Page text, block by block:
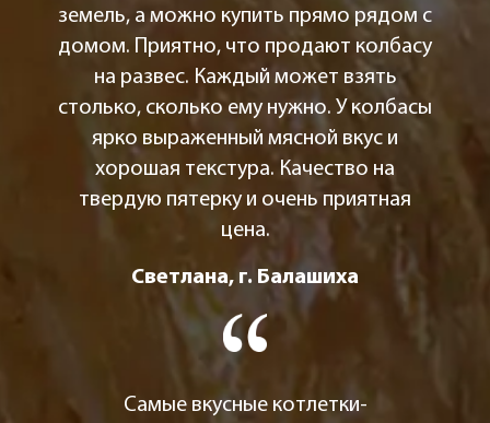
земель, а можно купить прямо рядом с
домом. Приятно, что продают колбасу
на развес. Каждый может взять
столько, сколько ему нужно. У колбасы
ярко выраженный мясной вкус и
хорошая текстура. Качество на
твердую пятерку и очень приятная
цена.
Светлана, г. Балашиха
Самые вкусные котлетки-